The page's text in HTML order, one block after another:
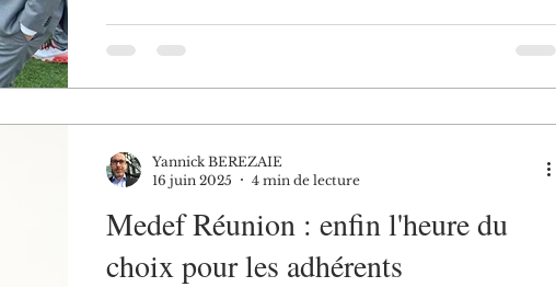
Medef Réunion : enfin l'heure du
choix pour les adhérents
Yannick BEREZAIE
16 juin 2025
4 min de lecture